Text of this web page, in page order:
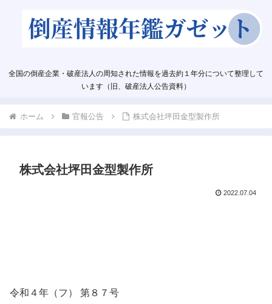
全国の倒産企業・破産法人の周知された情報を過去約１年分について整理して
います（旧、破産法人公告資料）
ホーム 官報公告 株式会社坪田金型製作所
株式会社坪田金型製作所
2022.07.04
令和４年（フ） 第８７号